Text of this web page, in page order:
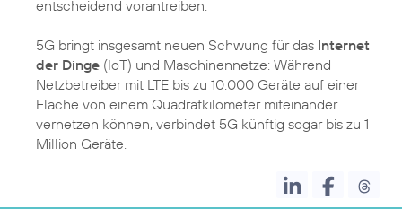
entscheidend vorantreiben.
5G bringt insgesamt neuen Schwung für das Internet
der Dinge (IoT) und Maschinennetze: Während
Netzbetreiber mit LTE bis zu 10.000 Geräte auf einer
Fläche von einem Quadratkilometer miteinander
vernetzen können, verbindet 5G künftig sogar bis zu 1
Million Geräte.